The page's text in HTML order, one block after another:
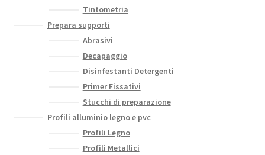
Tintometria
Prepara supporti
Abrasivi
Decapaggio
Disinfestanti Detergenti
Primer Fissativi
Stucchi di preparazione
Profili alluminio legno e pvc
Profili Legno
Profili Metallici